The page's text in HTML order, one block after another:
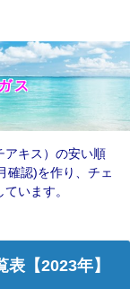
ス
アキス）の安い順
確認)を作り、チェ
います。
【2023年】